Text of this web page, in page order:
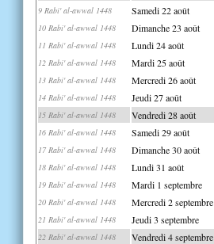
9 Rabi' al-awwal 1448 Samedi 22 août
10 Rabi' al-awwal 1448 Dimanche 23 août
11 Rabi' al-awwal 1448 Lundi 24 août
12 Rabi' al-awwal 1448 Mardi 25 août
13 Rabi' al-awwal 1448 Mercredi 26 août
14 Rabi' al-awwal 1448 Jeudi 27 août
15 Rabi' al-awwal 1448 Vendredi 28 août
16 Rabi' al-awwal 1448 Samedi 29 août
17 Rabi' al-awwal 1448 Dimanche 30 août
18 Rabi' al-awwal 1448 Lundi 31 août
19 Rabi' al-awwal 1448 Mardi 1 septembre
20 Rabi' al-awwal 1448 Mercredi 2 septembre
21 Rabi' al-awwal 1448 Jeudi 3 septembre
22 Rabi' al-awwal 1448 Vendredi 4 septembre